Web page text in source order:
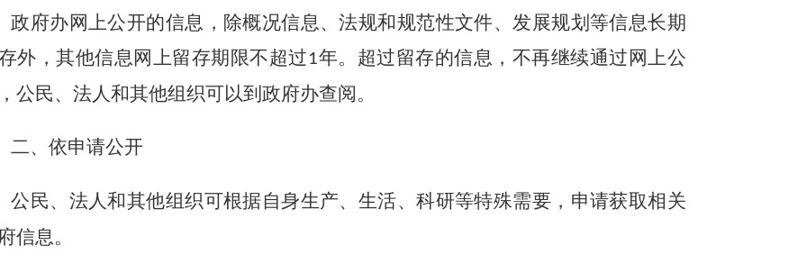
政府办网上公开的信息，除概况信息、法规和规范性文件、发展规划等信息长期
外，其他信息网上留存期限不超过1年。超过留存的信息，不再继续通过网上公
公民、法人和其他组织可以到政府办查阅。
二、依申请公开
公民、法人和其他组织可根据自身生产、生活、科研等特殊需要，申请获取相关
信息。